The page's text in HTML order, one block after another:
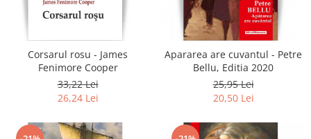
Literatura
Contemporana
Moderna
Universala
Universala
Corsarul rosu - James
Fenimore Cooper
33,22 Lei
26,24 Lei
Apararea are cuvantul - Petre
Bellu, Editia 2020
25,95 Lei
20,50 Lei